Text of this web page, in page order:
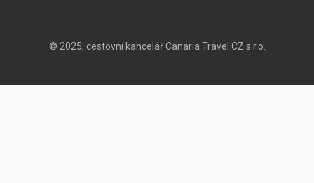
© 2025, cestovní kancelář Canaria Travel CZ s.r.o.